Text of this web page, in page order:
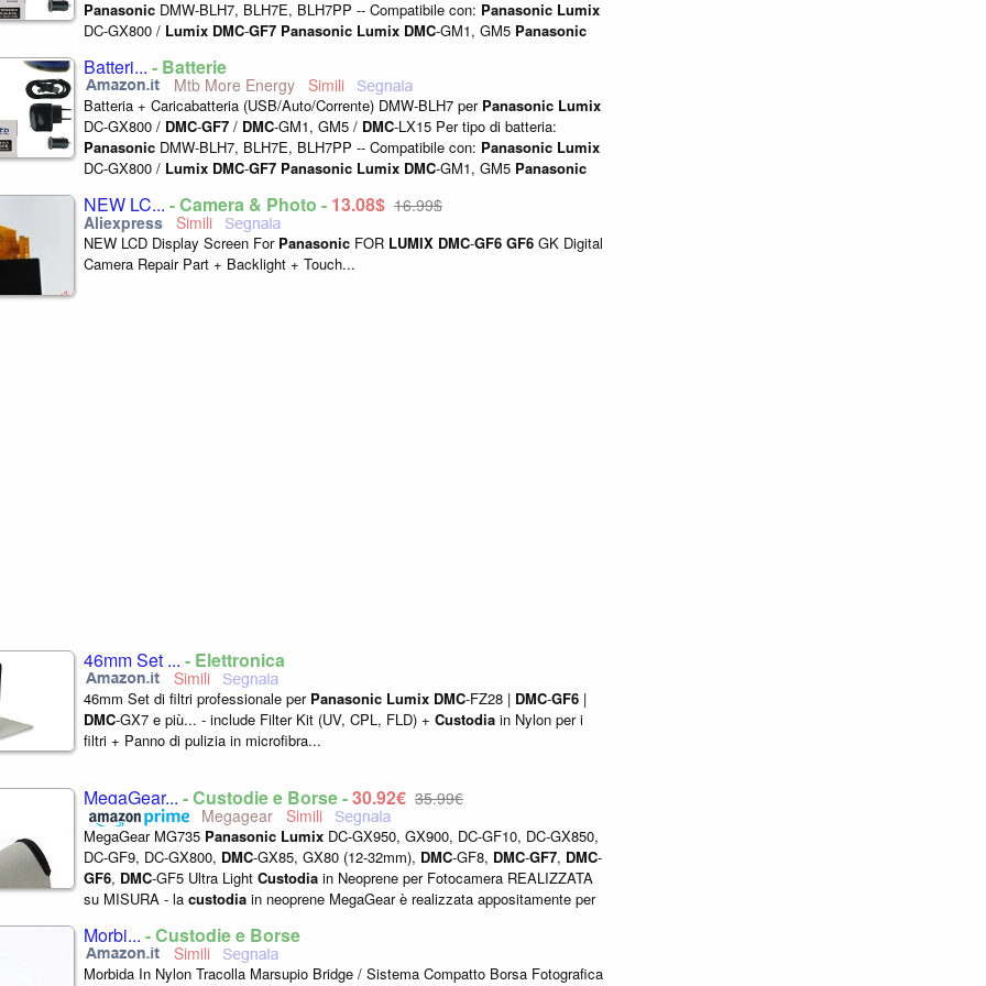
Panasonic DMW-BLH7, BLH7E, BLH7PP -- Compatibile con: Panasonic Lumix
DC-GX800 / Lumix DMC-GF7 Panasonic Lumix DMC-GM1, GM5 Panasonic
Batteri... - Batterie
Mtb More Energy
Batteria + Caricabatteria (USB/Auto/Corrente) DMW-BLH7 per Panasonic Lumix
DC-GX800 / DMC-GF7 / DMC-GM1, GM5 / DMC-LX15 Per tipo di batteria:
Panasonic DMW-BLH7, BLH7E, BLH7PP -- Compatibile con: Panasonic Lumix
DC-GX800 / Lumix DMC-GF7 Panasonic Lumix DMC-GM1, GM5 Panasonic
NEW LC... - Camera & Photo - 13,08$ 16,99$
NEW LCD Display Screen For Panasonic FOR LUMIX DMC-GF6 GF6 GK Digital
Camera Repair Part + Backlight + Touch...
46mm Set ... - Elettronica
46mm Set di filtri professionale per Panasonic Lumix DMC-FZ28 | DMC-GF6 |
DMC-GX7 e più... - include Filter Kit (UV, CPL, FLD) + Custodia in Nylon per i
filtri + Panno di pulizia in microfibra...
MegaGear... - Custodie e Borse -30,92€ 35,99€
Megagear
MegaGear MG735 Panasonic Lumix DC-GX950, GX900, DC-GF10, DC-GX850,
DC-GF9, DC-GX800, DMC-GX85, GX80 (12-32mm), DMC-GF8, DMC-GF7, DMC-
GF6, DMC-GF5 Ultra Light Custodia in Neoprene per Fotocamera REALIZZATA
su MISURA - la custodia in neoprene MegaGear è realizzata appositamente per
Morbi... - Custodie e Borse
Morbida In Nylon Tracolla Marsupio Bridge / Sistema Compatto Borsa Fotografica